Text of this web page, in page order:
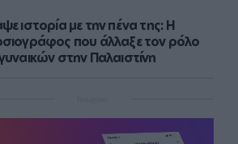
ιστορία με την πένα της: Η
που άλλαξε τον ρόλο
στην Παλαιστίνη